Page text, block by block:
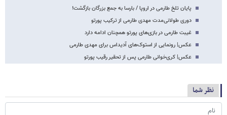
پایان تلخ طارمی در اروپا / بارسا به جمع بزرگان بازگشت!
دوری طولانی‌مدت مهدی طارمی از ترکیب پورتو
غیبت طارمی در بازی‌های پورتو همچنان ادامه دارد
عکس‌| رونمایی از استوک‌های آدیداس برای مهدی طارمی
عکس‌| کری‌خوانی طارمی پس از تحقیر رقیب پورتو
نظر شما